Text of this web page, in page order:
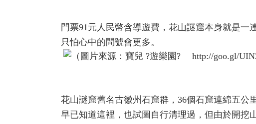
門票91元人民幣含導遊費，花山謎窟本身就是一
只怕心中的問號會更多。
花山謎窟舊名古徽州石窟群，36個石窟連綿五公
早已知道這裡，也試圖自行清理過，但由於開挖